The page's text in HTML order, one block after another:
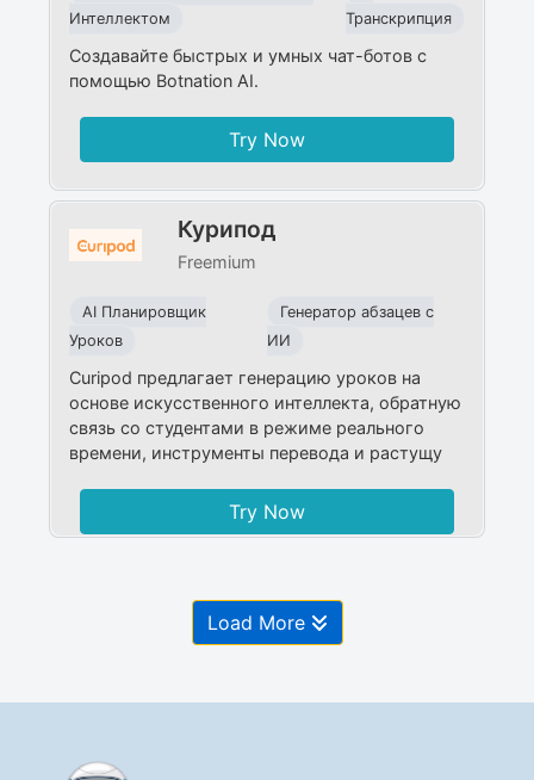
Интеллектом
Транскрипция
Создавайте быстрых и умных чат-ботов с
помощью Botnation AI.
Try Now
Курипод
Freemium
AI Планировщик
Уроков
Генератор абзацев с
ИИ
Curipod предлагает генерацию уроков на
основе искусственного интеллекта, обратную
связь со студентами в режиме реального
времени, инструменты перевода и растущу
Try Now
Load More